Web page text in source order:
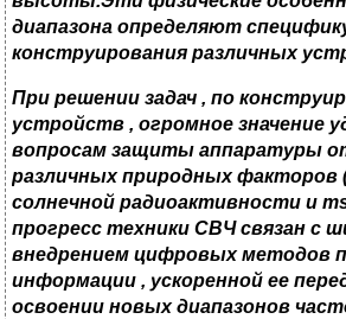
диапазона определяют
конструирования различных
При решении задач , по
устройств , огромное значение
вопросам защиты аппаратуры
различных природных факторов
солнечной радиоактивности и
прогресс техники СВЧ связан с
внедрением цифровых методов
информации , ускоренной ее
освоении новых диапазонов